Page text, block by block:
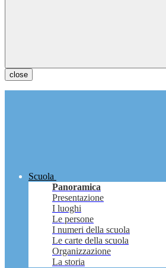
close
Scuola
Panoramica
Presentazione
I luoghi
Le persone
I numeri della scuola
Le carte della scuola
Organizzazione
La storia